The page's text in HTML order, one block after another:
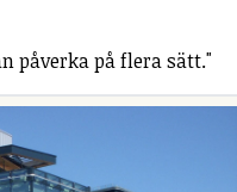
påverka på flera sätt."